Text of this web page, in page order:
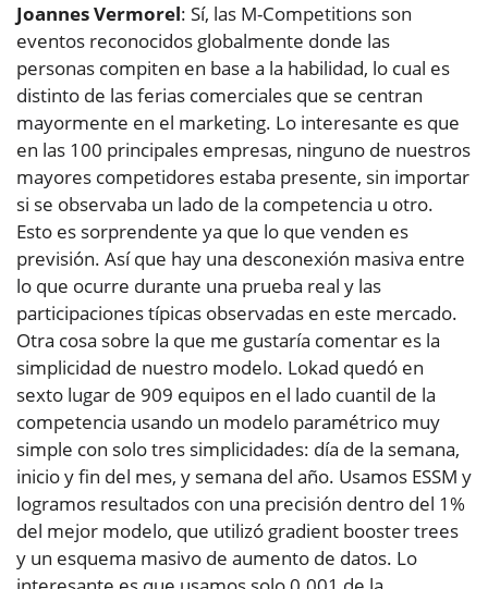
Joannes Vermorel: Sí, las M-Competitions son
eventos reconocidos globalmente donde las
personas compiten en base a la habilidad, lo cual es
distinto de las ferias comerciales que se centran
mayormente en el marketing. Lo interesante es que
en las 100 principales empresas, ninguno de nuestros
mayores competidores estaba presente, sin importar
si se observaba un lado de la competencia u otro.
Esto es sorprendente ya que lo que venden es
previsión. Así que hay una desconexión masiva entre
lo que ocurre durante una prueba real y las
participaciones típicas observadas en este mercado.
Otra cosa sobre la que me gustaría comentar es la
simplicidad de nuestro modelo. Lokad quedó en
sexto lugar de 909 equipos en el lado cuantil de la
competencia usando un modelo paramétrico muy
simple con solo tres simplicidades: día de la semana,
inicio y fin del mes, y semana del año. Usamos ESSM y
logramos resultados con una precisión dentro del 1%
del mejor modelo, que utilizó gradient booster trees
y un esquema masivo de aumento de datos. Lo